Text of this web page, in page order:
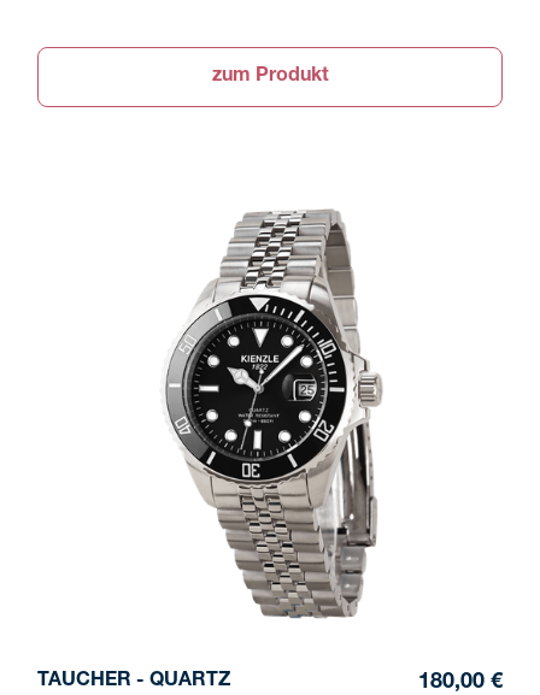
zum Produkt
TAUCHER - QUARTZ 180,00 €